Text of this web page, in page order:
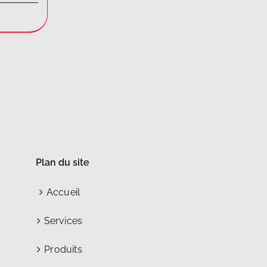
Plan du site
Accueil
Services
Produits